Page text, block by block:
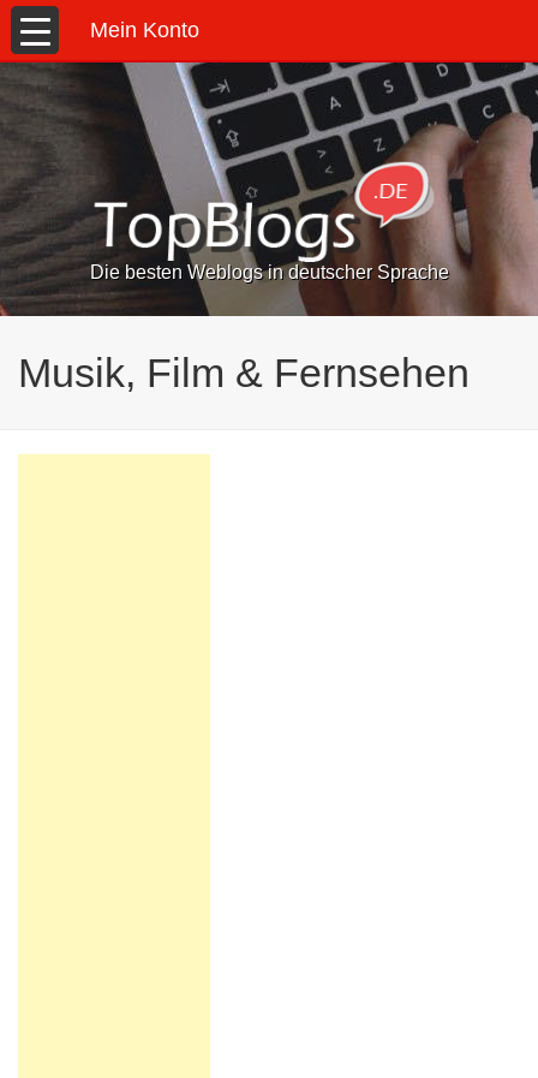
Mein Konto
Die besten Weblogs in deutscher Sprache
Musik, Film & Fernsehen